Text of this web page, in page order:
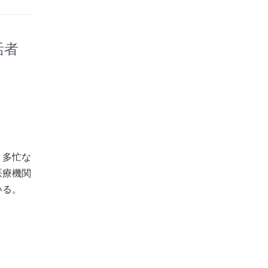
者
忙な
機関
。